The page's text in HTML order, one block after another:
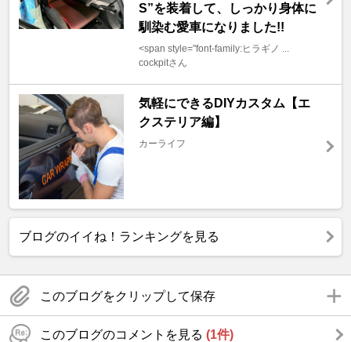
S”を装着して、しっかり身体に
馴染む愛車になりました!!
<span style="font-family:ヒラギノ ...
cockpitさん
気軽にできるDIYカスタム【エ
クステリア編】
カーライフ
ブログのイイね！ランキングを見る
このブログをクリップして保存
このブログのコメントを見る (1件)